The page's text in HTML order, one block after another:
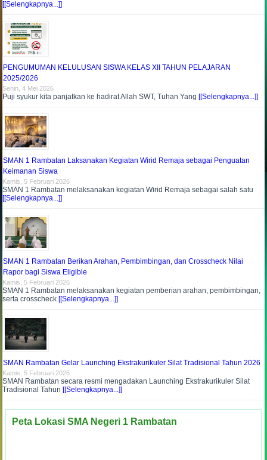
[[Selengkapnya...]]
PENGUMUMAN KELULUSAN SISWA KELAS XII TAHUN PELAJARAN
2025/2026
Senin, 4 Mei 2026
Puji syukur kita panjatkan ke hadirat Allah SWT, Tuhan Yang [[Selengkapnya...]]
SMAN 1 Rambatan Laksanakan Kegiatan Wirid Remaja sebagai Penguatan
Keimanan Siswa
Kamis, 5 Februari 2026
SMAN 1 Rambatan melaksanakan kegiatan Wirid Remaja sebagai salah satu
[[Selengkapnya...]]
SMAN 1 Rambatan Berikan Arahan, Pembimbingan, dan Crosscheck Nilai
Rapor bagi Siswa Eligible
Kamis, 5 Februari 2026
SMAN 1 Rambatan melaksanakan kegiatan pemberian arahan, pembimbingan,
serta crosscheck [[Selengkapnya...]]
SMAN Rambatan Gelar Launching Ekstrakurikuler Silat Tradisional Tahun 2026
Kamis, 5 Februari 2026
SMAN Rambatan secara resmi mengadakan Launching Ekstrakurikuler Silat
Tradisional Tahun [[Selengkapnya...]]
Peta Lokasi SMA Negeri 1 Rambatan